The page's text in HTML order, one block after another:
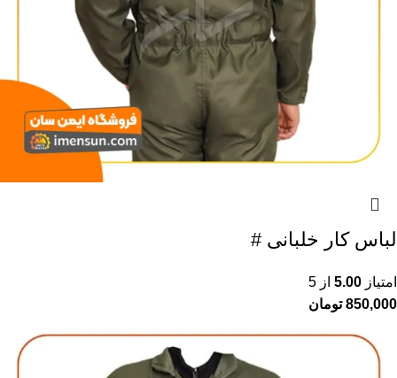
لباس کار خلبانی #
امتیاز 5.00 از 5
850,000 تومان